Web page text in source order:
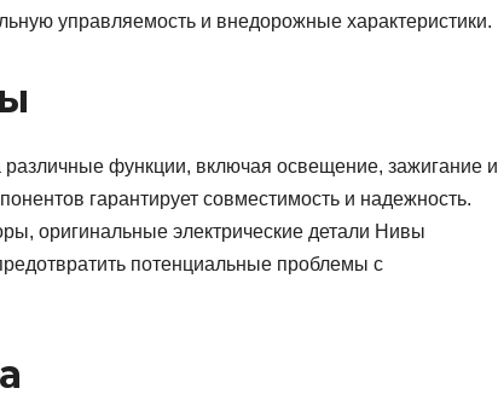
управляемость и внедорожные характеристики.
функции, включая освещение, зажигание и
гарантирует совместимость и надежность.
оригинальные электрические детали Нивы
потенциальные проблемы с